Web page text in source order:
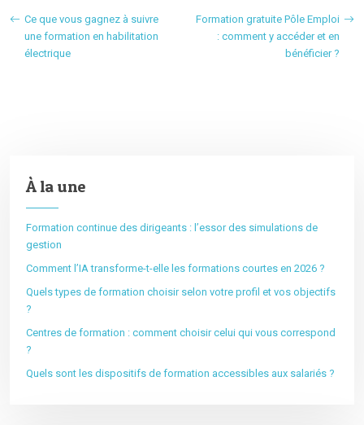
Ce que vous gagnez à suivre
une formation en habilitation
électrique
Formation gratuite Pôle Emploi
: comment y accéder et en
bénéficier ?
À la une
Formation continue des dirigeants : l’essor des simulations de
gestion
Comment l’IA transforme-t-elle les formations courtes en 2026 ?
Quels types de formation choisir selon votre profil et vos objectifs
?
Centres de formation : comment choisir celui qui vous correspond
?
Quels sont les dispositifs de formation accessibles aux salariés ?